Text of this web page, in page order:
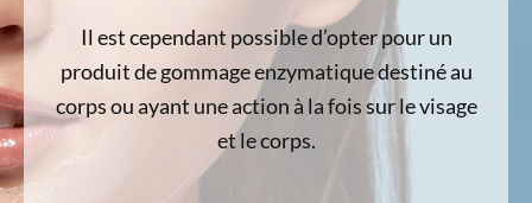
Il est cependant possible d’opter pour un
produit de gommage enzymatique destiné au
corps ou ayant une action à la fois sur le visage
et le corps.